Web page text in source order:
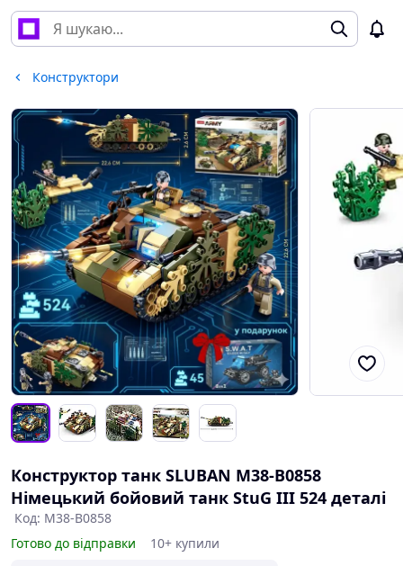
Конструктори
Конструктор танк SLUBAN М38-В0858
Німецький бойовий танк StuG III 524 деталі
Код: M38-B0858
Готово до відправки
10+ купили